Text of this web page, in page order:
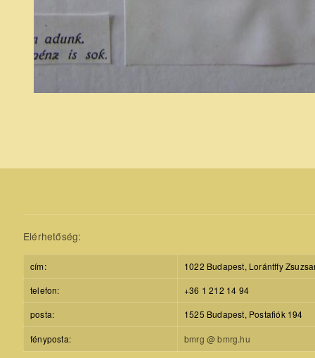
Elérhetőség:
cím:
1022 Budapest, Lorántffy
telefon:
+36 1 212 14 94
posta:
1525 Budapest, Postafiók 194
fényposta: bmrg @ bmrg.hu